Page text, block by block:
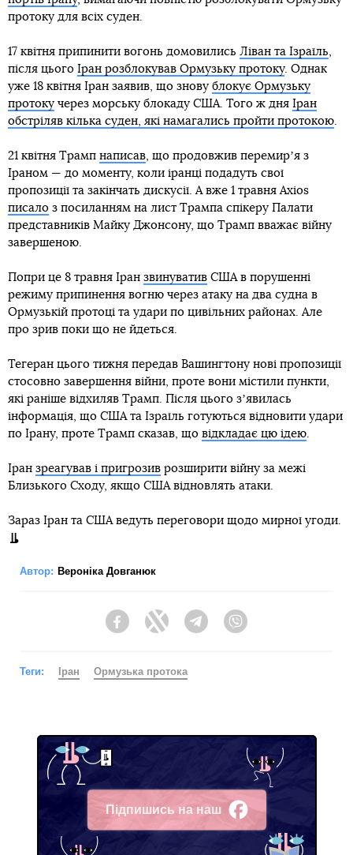
протоку для всіх суден.
17 квітня припинити вогонь домовились Ліван та Ізраїль,
після цього Іран розблокував Ормузьку протоку. Однак
уже 18 квітня Іран заявив, що знову блокує Ормузьку
протоку через морську блокаду США. Того ж дня Іран
обстріляв кілька суден, які намагались пройти протокою.
21 квітня Трамп написав, що продовжив перемирʼя з
Іраном — до моменту, коли іранці подадуть свої
пропозиції та закінчать дискусії. А вже 1 травня Axios
писало з посиланням на лист Трампа спікеру Палати
представників Майку Джонсону, що Трамп вважає війну
завершеною.
Попри це 8 травня Іран звинуватив США в порушенні
режиму припинення вогню через атаку на два судна в
Ормузькій протоці та удари по цивільних районах. Але
про зрив поки що не йдеться.
Тегеран цього тижня передав Вашингтону нові пропозиції
стосовно завершення війни, проте вони містили пункти,
які раніше відхиляв Трамп. Після цього зʼявилась
інформація, що США та Ізраїль готуються відновити удари
по Ірану, проте Трамп сказав, що відкладає цю ідею.
Іран зреагував і пригрозив розширити війну за межі
Близького Сходу, якщо США відновлять атаки.
Зараз Іран та США ведуть переговори щодо мирної угоди.
Автор: Вероніка Довганюк
FacebookTwitter Telegram
Теги: Іран Ормузька протока
Підпишись на наш
Facebook